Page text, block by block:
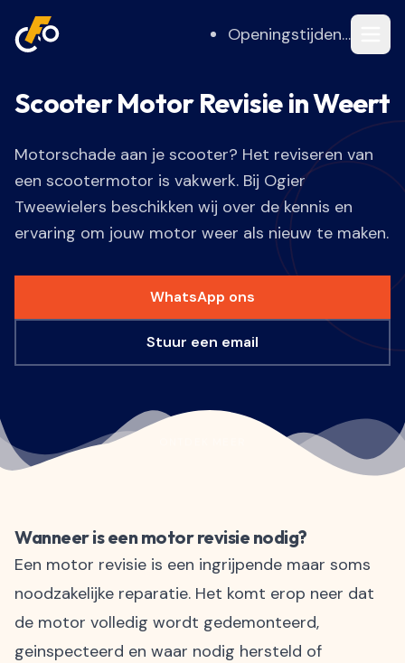
Openingstijden…
Scooter Motor Revisie in Weert
Motorschade aan je scooter? Het reviseren van
een scootermotor is vakwerk. Bij Ogier
Tweewielers beschikken wij over de kennis en
ervaring om jouw motor weer als nieuw te maken.
WhatsApp ons
Stuur een email
Wanneer is een motor revisie nodig?
Een motor revisie is een ingrijpende maar soms
noodzakelijke reparatie. Het komt erop neer dat
de motor volledig wordt gedemonteerd,
geinspecteerd en waar nodig hersteld of